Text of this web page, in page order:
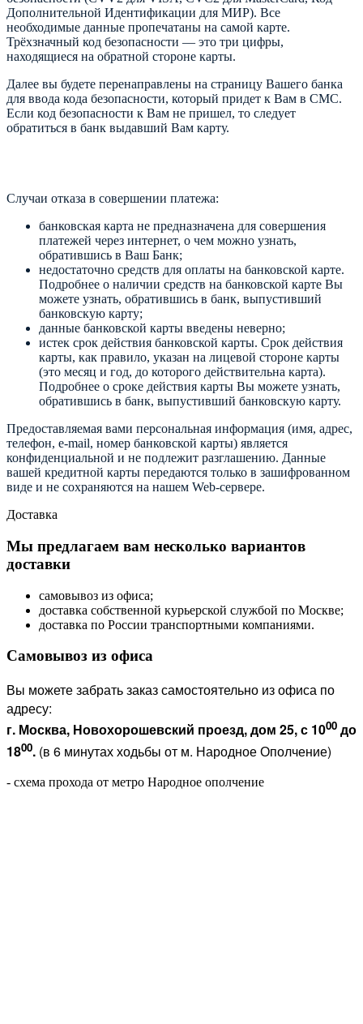
Дополнительной Идентификации для МИР). Все
необходимые данные пропечатаны на самой карте.
Трёхзначный код безопасности — это три цифры,
находящиеся на обратной стороне карты.
Далее вы будете перенаправлены на страницу Вашего банка
для ввода кода безопасности, который придет к Вам в СМС.
Если код безопасности к Вам не пришел, то следует
обратиться в банк выдавший Вам карту.
Случаи отказа в совершении платежа:
банковская карта не предназначена для совершения
платежей через интернет, о чем можно узнать,
обратившись в Ваш Банк;
недостаточно средств для оплаты на банковской карте.
Подробнее о наличии средств на банковской карте Вы
можете узнать, обратившись в банк, выпустивший
банковскую карту;
данные банковской карты введены неверно;
истек срок действия банковской карты. Срок действия
карты, как правило, указан на лицевой стороне карты
(это месяц и год, до которого действительна карта).
Подробнее о сроке действия карты Вы можете узнать,
обратившись в банк, выпустивший банковскую карту.
Предоставляемая вами персональная информация (имя, адрес,
телефон, e-mail, номер банковской карты) является
конфиденциальной и не подлежит разглашению. Данные
вашей кредитной карты передаются только в зашифрованном
виде и не сохраняются на нашем Web-сервере.
Доставка
Мы предлагаем вам несколько вариантов
доставки
самовывоз из офиса;
доставка собственной курьерской службой по Москве;
доставка по России транспортными компаниями.
Самовывоз из офиса
Вы можете забрать заказ самостоятельно из офиса по
адресу:
г. Москва, Новохорошевский проезд, дом 25, с 1000 до
1800. (в 6 минутах ходьбы от м. Народное Ополчение)
- схема прохода от метро Народное ополчение